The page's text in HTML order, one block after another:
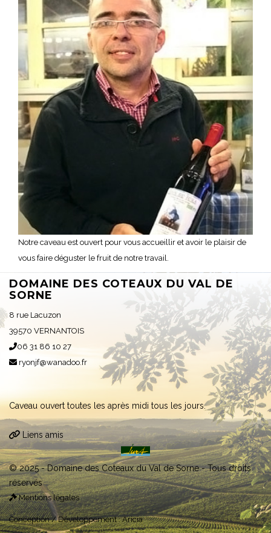
Notre caveau est ouvert pour vous accueillir et avoir le plaisir de
vous faire déguster le fruit de notre travail.
DOMAINE DES COTEAUX DU VAL DE
SORNE
8 rue Lacuzon
39570 VERNANTOIS
06 31 86 10 27
ryonjf@wanadoo.fr
Caveau ouvert toutes les après midi tous les jours.
Liens amis
© 2025 - Domaine des Coteaux du Val de Sorne - Tous droits
réservés
Mentions légales
Conception / Développement :Aricia